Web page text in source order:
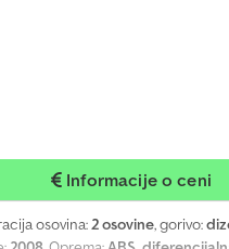
Informacije o ceni
osovina:2 osovine, gorivo: